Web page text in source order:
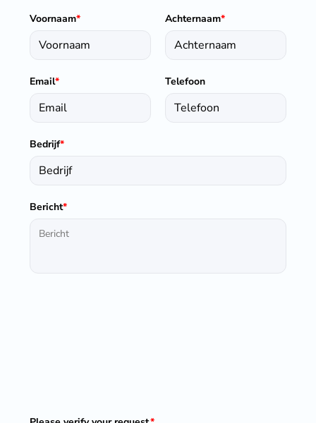
Voornaam* Achternaam*
Email* Telefoon
Bedrijf*
Bericht*